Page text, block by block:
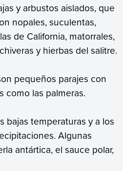
y arbustos aislados, que
nopales, suculentas,
de California, matorrales,
y hierbas del salitre.
pequeños parajes con
como las palmeras.
bajas temperaturas y a los
Algunas
antártica, el sauce polar,